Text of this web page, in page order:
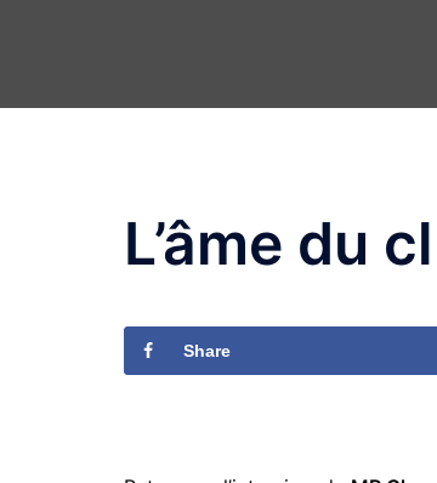
L’âme du
Share